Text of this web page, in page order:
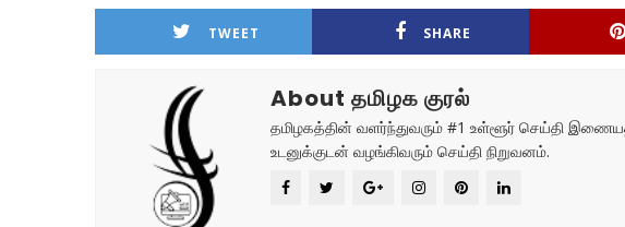
TWEET SHARE
About தமிழக குரல்
தமிழகத்தின் வளர்ந்துவரும் #1 உள்ளூர் செய்தி
உடனுக்குடன் வழங்கிவரும் செய்தி நிறுவனம்.